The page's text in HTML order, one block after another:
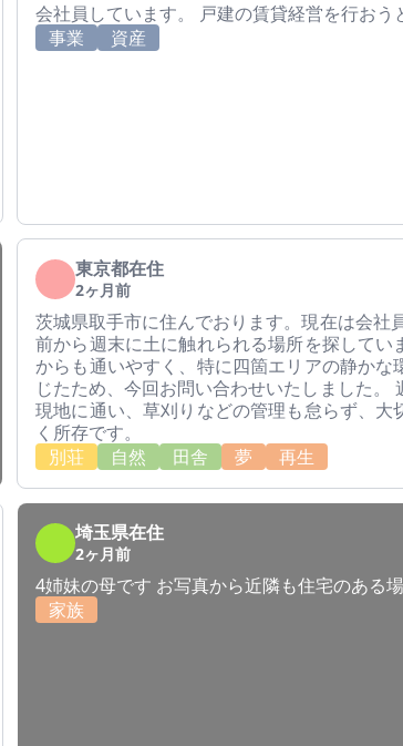
会社員しています。 戸建の賃貸経営を行おう
事業
資産
東京都在住
2ヶ月前
茨城県取手市に住んでおります。現在は会社
前から週末に土に触れられる場所を探してい
からも通いやすく、特に四箇エリアの静かな
じたため、今回お問い合わせいたしました。
現地に通い、草刈りなどの管理も怠らず、大
く所存です。
別荘
自然 田舎 夢 再生
埼玉県在住
2ヶ月前
4姉妹の母です お写真から近隣も住宅のある
家族